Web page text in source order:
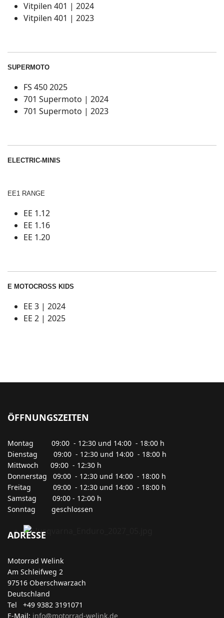
Vitpilen 401 | 2024
Vitpilen 401 | 2023
SUPERMOTO
FS 450 2025
701 Supermoto | 2024
701 Supermoto | 2023
ELECTRIC-MINIS
EE1 RANGE
EE 1.12
EE 1.16
EE 1.20
E MOTOCROSS KIDS
EE 3 | 2024
EE 2 | 2025
ÖFFNUNGSZEITEN
Montag 09:00 - 12:30 und 14:00 - 18:00 h
Dienstag 09:00 - 12:30 und 14:00 - 18:00 h
Mittwoch 09:00 - 12:30 h
Donnerstag 09:00 - 12:30 und 14:00 - 18:00 h
Freitag 09:00 - 12:30 und 14:00 - 18:00 h
Samstag 09:00 - 12:00 h
Sonntag geschlossen
ADRESSE
Motorrad Welink
Am Schleifweg 2
97516 Oberschwarzach
Deutschland
Tel +49 9382 3191071
E-Mail: info@motorrad-welink.de